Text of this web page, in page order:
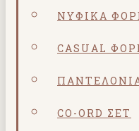
ΝΥΦΙΚΆ
CASUAL
CO-ORD ΣΕΤ